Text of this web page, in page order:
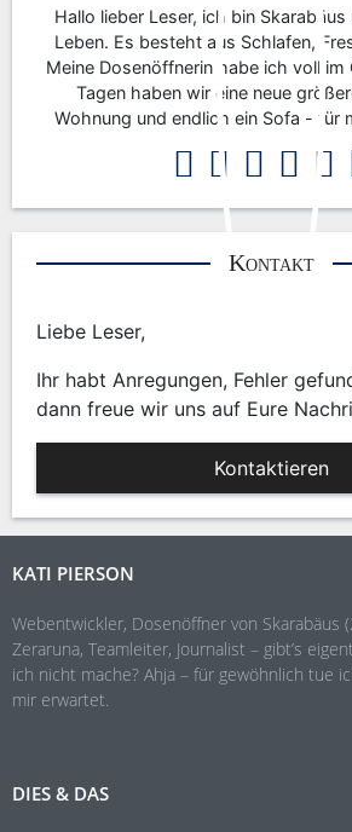
Hallo lieber Leser, ich bin
Leben. Es besteht aus Schlafen,
Meine Dosenöffnerin habe ich voll im
Tagen haben wir eine neue
Wohnung und endlich ein Sofa - für
Kontakt
Liebe Leser,
Ihr habt Anregungen, Fehler
dann freue wir uns auf Eure
Kontaktieren
KATI PIERSON
Webentwickler, Dosenöffner von Skarabäus
Zeraruna, Teamleiter, Journalist – gibt’s
ich nicht mache? Ahja – für gewöhnlich tue
mir erwartet.
DIES & DAS